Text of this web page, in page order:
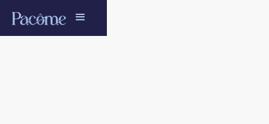
> Tous les articles